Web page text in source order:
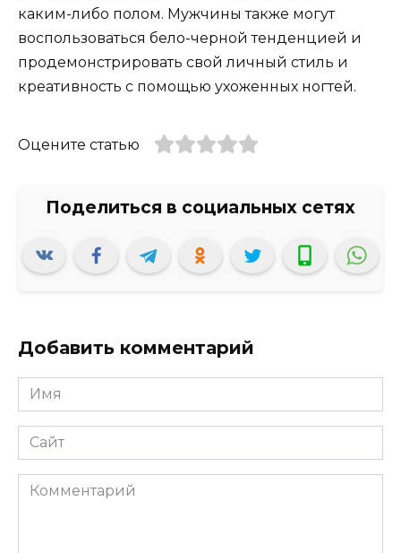
каким-либо полом. Мужчины также могут
воспользоваться бело-черной тенденцией и
продемонстрировать свой личный стиль и
креативность с помощью ухоженных ногтей.
Оцените статью
Добавить комментарий
Имя
*
Сайт
Комментарий